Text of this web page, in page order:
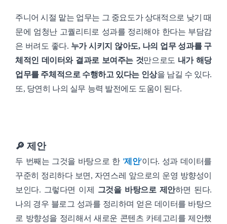
주니어 시절 맡는 업무는 그 중요도가 상대적으로 낮기 때
문에 엄청난 고퀄리티로 성과를 정리해야 한다는 부담감
은 버려도 좋다. 누가 시키지 않아도, 나의 업무 성과를 구
체적인 데이터와 결과로 보여주는 것만으로도 내가 해당
업무를 주체적으로 수행하고 있다는 인상을 남길 수 있다.
또, 당연히 나의 실무 능력 발전에도 도움이 된다.
🔎 제안
두 번째는 그것을 바탕으로 한'제안'이다. 성과 데이터를
꾸준히 정리하다 보면, 자연스레 앞으로의 운영 방향성이
보인다. 그렇다면 이제 그것을 바탕으로 제안하면 된다.
나의 경우 블로그 성과를 정리하며 얻은 데이터를 바탕으
로 방향성을 정리해서 새로운 콘텐츠 카테고리를 제안했